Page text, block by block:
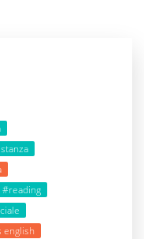
#reading
english